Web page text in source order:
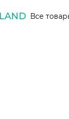
Все